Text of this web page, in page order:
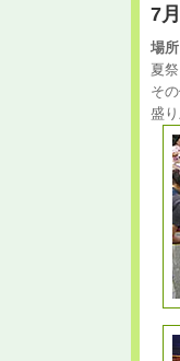
7
場
夏
そ
盛り